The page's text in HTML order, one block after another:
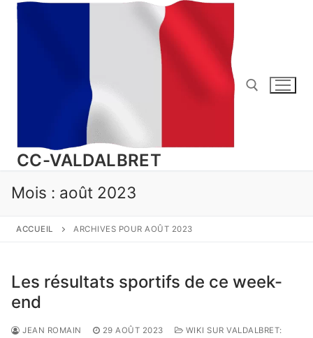
Aller
CC-VALDALBRET
Mois : août 2023
ACCUEIL ARCHIVES POUR AOÛT 2023
Les résultats sportifs de ce week-
end
JEAN ROMAIN 29 AOÛT 2023 WIKI SUR VALDALBRET: